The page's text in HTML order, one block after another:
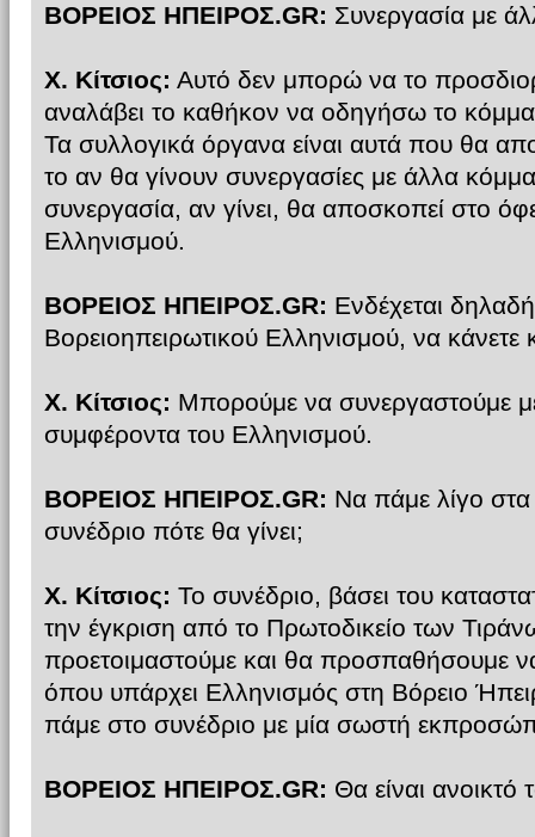
ΒΟΡΕΙΟΣ ΗΠΕΙΡΟΣ.GR: Συνεργασία με
Χ. Κίτσιος: Αυτό δεν μπορώ να το
αναλάβει το καθήκον να οδηγήσω το κόμμα
Τα συλλογικά όργανα είναι αυτά που θα
το αν θα γίνουν συνεργασίες με άλλα
συνεργασία, αν γίνει, θα αποσκοπεί στο
Ελληνισμού.
ΒΟΡΕΙΟΣ ΗΠΕΙΡΟΣ.GR: Ενδέχεται
Βορειοηπειρωτικού Ελληνισμού, να
Χ. Κίτσιος: Μπορούμε να συνεργαστούμε
συμφέροντα του Ελληνισμού.
ΒΟΡΕΙΟΣ ΗΠΕΙΡΟΣ.GR: Να πάμε λίγο στα
συνέδριο πότε θα γίνει;
Χ. Κίτσιος: Το συνέδριο, βάσει του
την έγκριση από το Πρωτοδικείο των
προετοιμαστούμε και θα προσπαθήσουμε
όπου υπάρχει Ελληνισμός στη Βόρειο
πάμε στο συνέδριο με μία σωστή
ΒΟΡΕΙΟΣ ΗΠΕΙΡΟΣ.GR: Θα είναι ανοικτό